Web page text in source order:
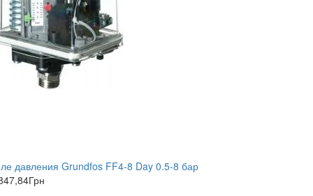
давления Grundfos FF4-8 Day 0.5-8 бар
Грн